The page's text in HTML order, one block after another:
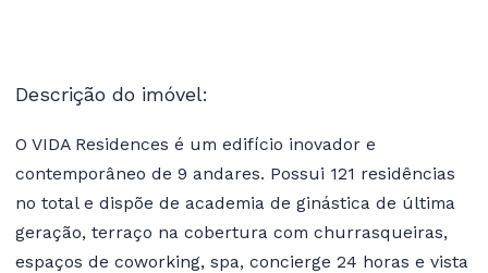
Descrição do imóvel:
O VIDA Residences é um edifício inovador e
contemporâneo de 9 andares. Possui 121 residências
no total e dispõe de academia de ginástica de última
geração, terraço na cobertura com churrasqueiras,
espaços de coworking, spa, concierge 24 horas e vista